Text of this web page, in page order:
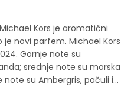
Kors je aromatični
novi parfem. Michael Kors
Gornje note su
srednje note su morska
note su Ambergris, pačuli i